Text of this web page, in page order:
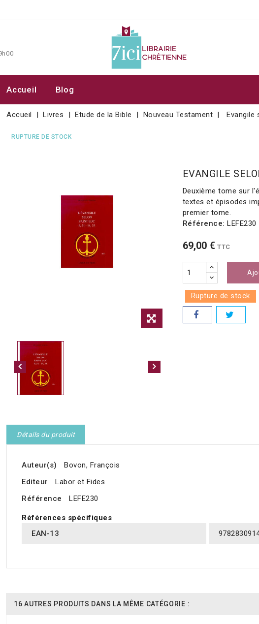
Accueil Blog
Accueil Livres Etude de la Bible Nouveau Testament Evangile
RUPTURE DE STOCK
EVANGILE
Deuxième tome sur
textes et épisodes
premier tome.
Référence: LEFE230
69,00 € TTC
Rupture de stock
Détails du produit
Auteur(s)
Bovon, François
Editeur
Labor et Fides
Référence
LEFE230
Références spécifiques
EAN-13
16 AUTRES PRODUITS DANS LA MÊME CATÉGORIE :